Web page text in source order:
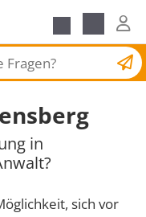
Scheidungsantrag
in
sich vor